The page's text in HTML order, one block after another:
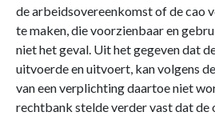
de arbeidsovereenkomst of de cao
te maken, die voorzienbaar en
niet het geval. Uit het gegeven dat
uitvoerde en uitvoert, kan volgens
van een verplichting daartoe niet
rechtbank stelde verder vast dat de